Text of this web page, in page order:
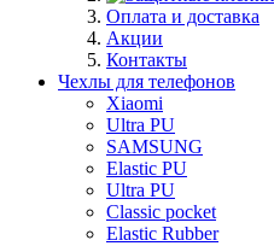
Оплата и доставка
Акции
Контакты
Чехлы для телефонов
Xiaomi
Ultra PU
SAMSUNG
Elastic PU
Ultra PU
Classic pocket
Elastic Rubber